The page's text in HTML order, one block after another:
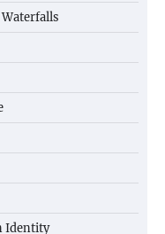
Identity